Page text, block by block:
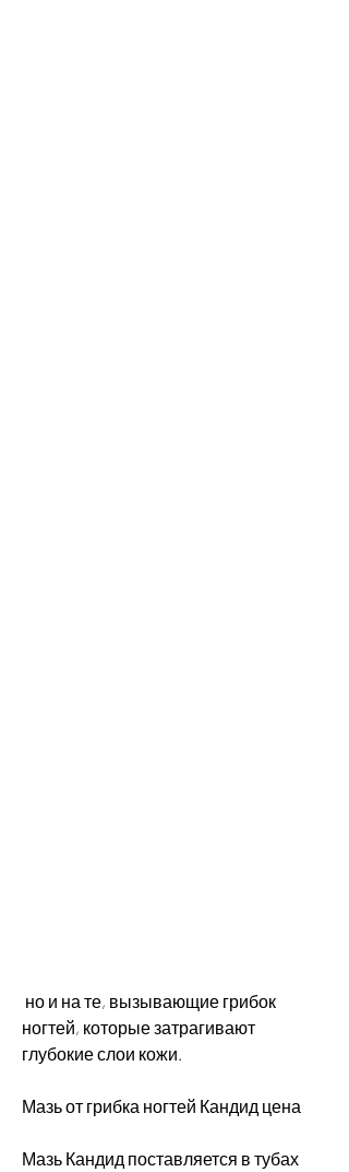
ногтей, которые затрагивают
глубокие слои кожи.
Мазь от грибка ногтей Кандид цена
Мазь Кандид поставляется в тубах